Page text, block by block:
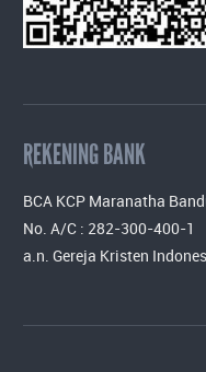
REKENING BANK
BCA KCP Maranatha
No. A/C : 282-300-400-1
a.n. Gereja Kristen